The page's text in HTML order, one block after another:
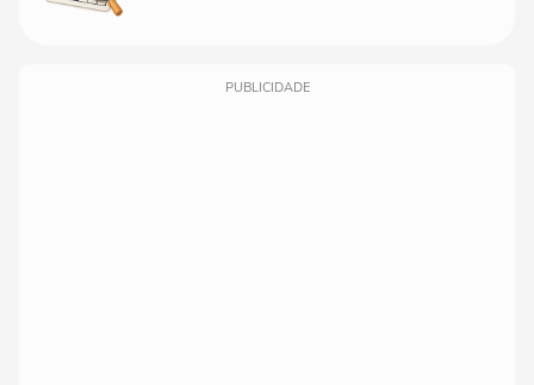
PUBLICIDADE